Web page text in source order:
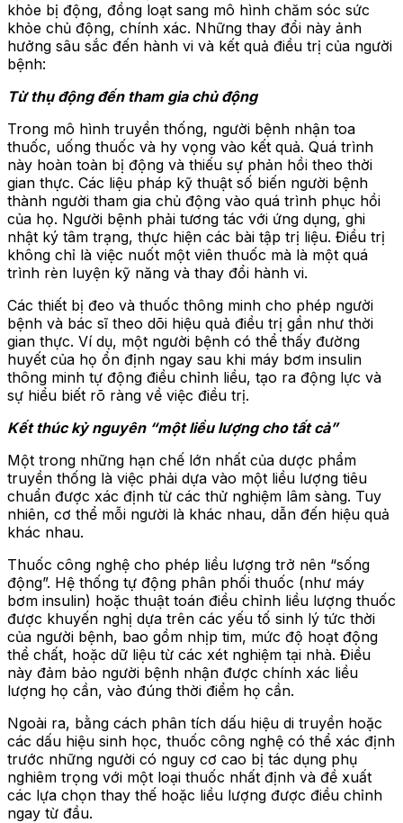
khỏe bị động, đồng loạt sang mô hình chăm sóc sức
khỏe chủ động, chính xác. Những thay đổi này ảnh
hưởng sâu sắc đến hành vi và kết quả điều trị của người
bệnh:
Từ thụ động đến tham gia chủ động
Trong mô hình truyền thống, người bệnh nhận toa
thuốc, uống thuốc và hy vọng vào kết quả. Quá trình
này hoàn toàn bị động và thiếu sự phản hồi theo thời
gian thực. Các liệu pháp kỹ thuật số biến người bệnh
thành người tham gia chủ động vào quá trình phục hồi
của họ. Người bệnh phải tương tác với ứng dụng, ghi
nhật ký tâm trạng, thực hiện các bài tập trị liệu. Điều trị
không chỉ là việc nuốt một viên thuốc mà là một quá
trình rèn luyện kỹ năng và thay đổi hành vi.
Các thiết bị đeo và thuốc thông minh cho phép người
bệnh và bác sĩ theo dõi hiệu quả điều trị gần như thời
gian thực. Ví dụ, một người bệnh có thể thấy đường
huyết của họ ổn định ngay sau khi máy bơm insulin
thông minh tự động điều chỉnh liều, tạo ra động lực và
sự hiểu biết rõ ràng về việc điều trị.
Kết thúc kỷ nguyên “một liều lượng cho tất cả”
Một trong những hạn chế lớn nhất của dược phẩm
truyền thống là việc phải dựa vào một liều lượng tiêu
chuẩn được xác định từ các thử nghiệm lâm sàng. Tuy
nhiên, cơ thể mỗi người là khác nhau, dẫn đến hiệu quả
khác nhau.
Thuốc công nghệ cho phép liều lượng trở nên “sống
động”. Hệ thống tự động phân phối thuốc (như máy
bơm insulin) hoặc thuật toán điều chỉnh liều lượng thuốc
được khuyến nghị dựa trên các yếu tố sinh lý tức thời
của người bệnh, bao gồm nhịp tim, mức độ hoạt động
thể chất, hoặc dữ liệu từ các xét nghiệm tại nhà. Điều
này đảm bảo người bệnh nhận được chính xác liều
lượng họ cần, vào đúng thời điểm họ cần.
Ngoài ra, bằng cách phân tích dấu hiệu di truyền hoặc
các dấu hiệu sinh học, thuốc công nghệ có thể xác định
trước những người có nguy cơ cao bị tác dụng phụ
nghiêm trọng với một loại thuốc nhất định và đề xuất
các lựa chọn thay thế hoặc liều lượng được điều chỉnh
ngay từ đầu.